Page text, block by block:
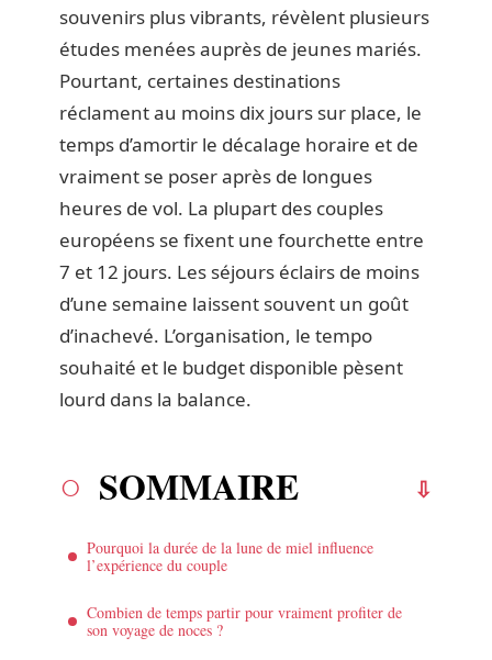
souvenirs plus vibrants, révèlent plusieurs
études menées auprès de jeunes mariés.
Pourtant, certaines destinations
réclament au moins dix jours sur place, le
temps d’amortir le décalage horaire et de
vraiment se poser après de longues
heures de vol. La plupart des couples
européens se fixent une fourchette entre
7 et 12 jours. Les séjours éclairs de moins
d’une semaine laissent souvent un goût
d’inachevé. L’organisation, le tempo
souhaité et le budget disponible pèsent
lourd dans la balance.
SOMMAIRE
Pourquoi la durée de la lune de miel influence
l’expérience du couple
Combien de temps partir pour vraiment profiter de
son voyage de noces ?